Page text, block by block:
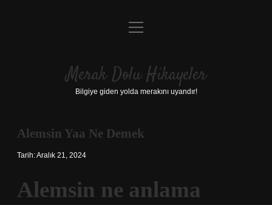
Anasayfa
Yasal Uyarı
menüyü
Merak Dolu Hikayeler
Bilgiye giden yolda merakını uyandır!
Alemsin Yaa Ne Demek
Tarih: Aralık 21, 2024
Alemsin ne anlama